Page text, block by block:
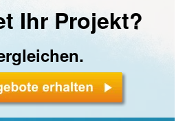
Ihr Projekt?